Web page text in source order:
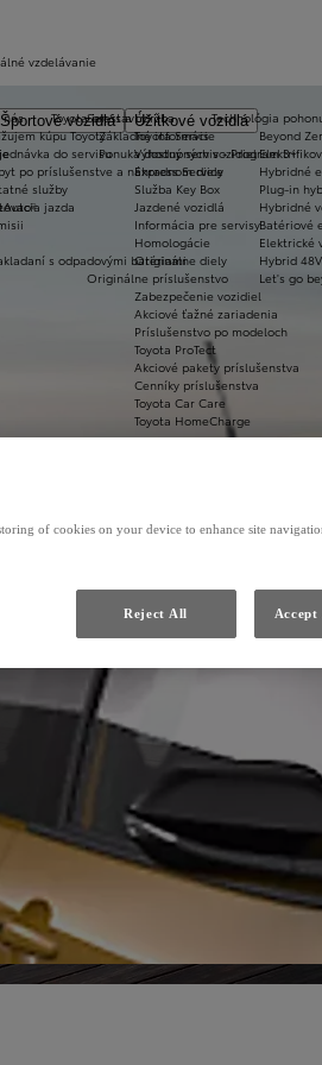
Športové vozidlá
Úžitkové vozidlá
Toyota prestavby
Základné informácie
Ponuka dostupných vozidiel
Servis a údržba
Toyota Servis
Výhodný servis - Program 3+
Express Service
Služba Key Box
Jazdené vozidlá
Informácia pre servisy
Homologácie
Originálne diely
Originálne príslušenstvo
Zabezpečenie vozidiel
Akciové ťažné zariadenia
Príslušenstvo po modeloch
Toyota ProTect
Akciové pakety príslušenstva
Cenníky príslušenstva
Toyota Car Care
Toyota HomeCharge
s odpadovými batériami
Technológia
Beyond
Hybridné
Plug-in
Hybridné
Batériové
Elektrické
Hybrid 48V
Let's go
kúpu Toyoty
do servisu
po príslušenstve a náhradnom diely
služby
jazda
vzdelávanie
of cookies on your device to enhance site
Reject All Accept